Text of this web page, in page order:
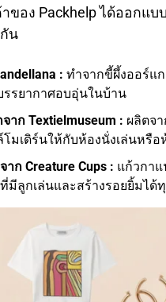
ของ Packhelp ได้ออกแ
น
: ทำจากขี้ผึ้งออร์แ
รรยากาศอบอุ่นในบ้าน
าก Textielmuseum : ผลิตจ
มเดิร์นให้กับห้องนั่งเล่นหรื
ก Creature Cups : แก้วกา
มีลูกเล่นและสร้างรอยยิ้มได้